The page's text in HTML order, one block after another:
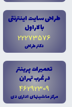
طراحى سايت اينترنتى
با لاراول
22273576
دکتر طراحى
تعميرات پرينتر
در غرب تهران
46292309
مرکز ماشينهاى ادارى دى